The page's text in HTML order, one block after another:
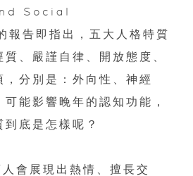
Social
告即指出，五大人格特質
質、嚴謹自律、開放態度、
，分別是：外向性、神經
能影響晚年的認知功能，
底是怎樣呢？
會展現出熱情、擅長交